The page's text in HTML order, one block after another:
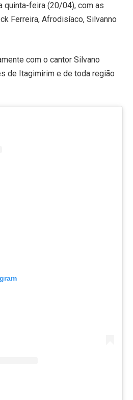
quinta-feira (20/04), com as
Ferreira, Afrodisíaco, Silvanno
com o cantor Silvano
de Itagimirim e de toda região